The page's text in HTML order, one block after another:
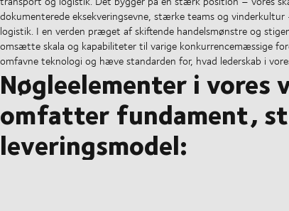
dokumenterede eksekveringsevne, stærke teams og
logistik. I en verden præget af skiftende handelsmønstre og
omsætte skala og kapabiliteter til varige konkurrencemæssige
omfavne teknologi og hæve standarden for, hvad lederskab i
Nøgleelementer i vores
omfatter fundament,
leveringsmodel: